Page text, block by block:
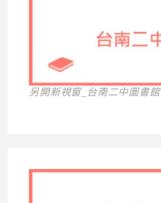
另開新視窗_台南二中圖書館